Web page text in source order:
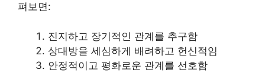
펴보면:
진지하고 장기적인 관계를 추구함
상대방을 세심하게 배려하고 헌신적임
안정적이고 평화로운 관계를 선호함